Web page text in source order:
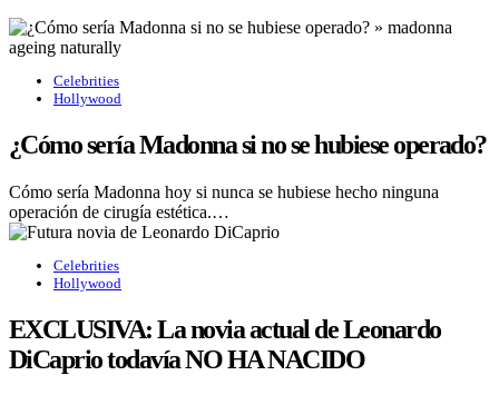
Celebrities
Hollywood
¿Cómo sería Madonna si no se hubiese operado?
Cómo sería Madonna hoy si nunca se hubiese hecho ninguna
operación de cirugía estética.…
Celebrities
Hollywood
EXCLUSIVA: La novia actual de Leonardo
DiCaprio todavía NO HA NACIDO